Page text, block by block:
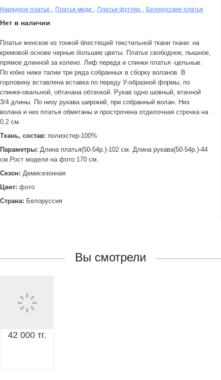
Нарядное платье Платья миди Платья футляр Белорусские платья
Нет в наличии
Платье женское из тонкой блестящей текстильной ткани ткани: на
кремовой основе черные большие цветы. Платье свободное, пышное,
прямое длинной за колено. Лиф переда и спинки платья -цельные.
По юбке ниже талии три ряда собранных в сборку воланов. В
горловину вставлена вставка по переду У-образной формы, по
спинке-овальной, обтачана обтачкой. Рукав одно шовный, втачной
3/4 длины. По низу рукава широкий, при собранный волан. Низ
волана и низ платья обметаны и прострочена отделочная строчка на
0,2 см.
Ткань, состав: полиэстер-100%
Параметры: Длина платья(50-54р.)-102 см. Длина рукава(50-54р.)-44
см.Рост модели на фото 170 см.
Сезон: Демисезонная
Цвет: фото
Страна: Белоруссия
Вы смотрели
42 000 тг.